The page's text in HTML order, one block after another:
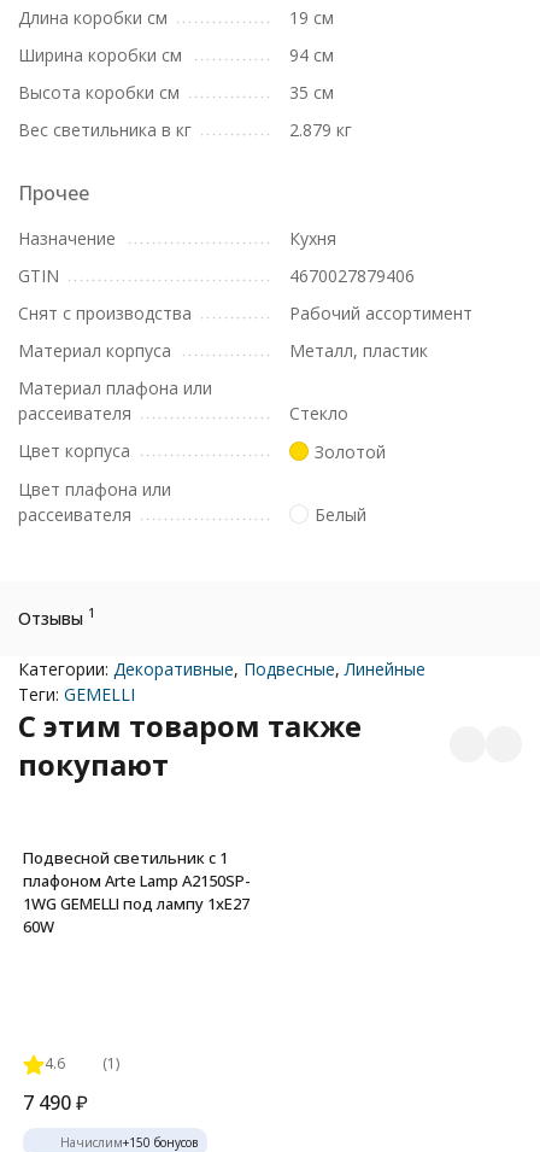
Длина коробки см
19 см
Ширина коробки см
94 см
Высота коробки см
35 см
Вес светильника в кг
2.879 кг
Прочее
Назначение
Кухня
GTIN
4670027879406
Снят с производства
Рабочий ассортимент
Материал корпуса
Металл, пластик
Материал плафона или
рассеивателя
Стекло
Цвет корпуса
Золотой
Цвет плафона или
рассеивателя
Белый
Отзывы 1
Категории: Декоративные, Подвесные, Линейные
Теги: GEMELLI
C этим товаром также
покупают
Подвесной светильник с 1
плафоном Arte Lamp A2150SP-
1WG GEMELLI под лампу 1xE27
60W
4.6 (1)
7 490₽
Начислим+150 бонусов